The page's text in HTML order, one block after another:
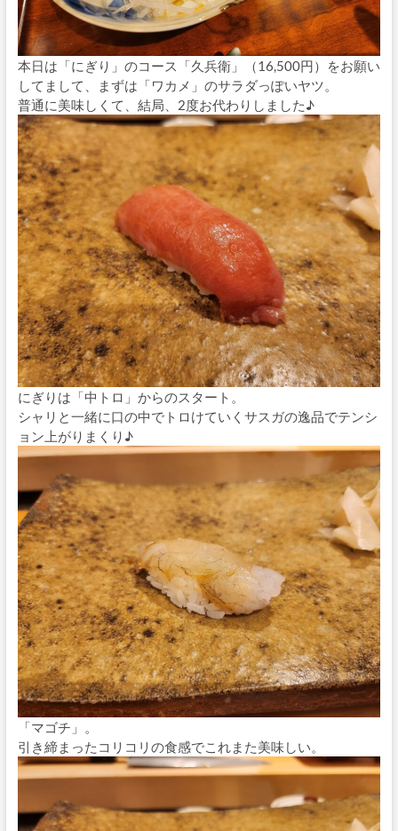
本日は「にぎり」のコース「久兵衛」（16,500円）をお願い
してまして、まずは「ワカメ」のサラダっぽいヤツ。
普通に美味しくて、結局、2度お代わりしました♪
にぎりは「中トロ」からのスタート。
シャリと一緒に口の中でトロけていくサスガの逸品でテンシ
ョン上がりまくり♪
「マゴチ」。
引き締まったコリコリの食感でこれまた美味しい。